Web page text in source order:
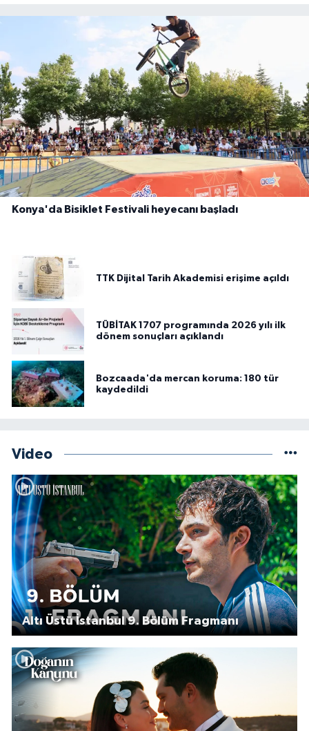
Konya'da Bisiklet Festivali heyecanı başladı
TTK Dijital Tarih Akademisi erişime açıldı
TÜBİTAK 1707 programında 2026 yılı ilk
dönem sonuçları açıklandı
Bozcaada'da mercan koruma: 180 tür
kaydedildi
Video
Altı Üstü İstanbul 9. Bölüm Fragmanı